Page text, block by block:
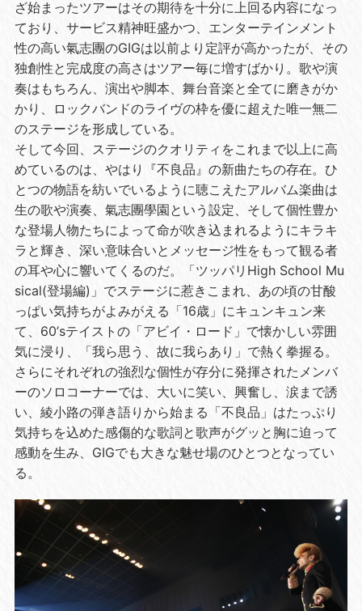
ざ始まったツアーはその期待を十分に上回る内容になっ
ており、サービス精神旺盛かつ、エンターテインメント
性の高い氣志團のGIGは以前より定評が高かったが、その
独創性と完成度の高さはツアー毎に増すばかり。歌や演
奏はもちろん、演出や脚本、舞台音楽と全てに磨きがか
かり、ロックバンドのライヴの枠を優に超えた唯一無二
のステージを形成している。
そして今回、ステージのクオリティをこれまで以上に高
めているのは、やはり『不良品』の新曲たちの存在。ひ
とつの物語を紡いでいるように聴こえたアルバム楽曲は
生の歌や演奏、氣志團學園という設定、そして個性豊か
な登場人物たちによって命が吹き込まれるようにキラキ
ラと輝き、深い意味合いとメッセージ性をもって観る者
の耳や心に響いてくるのだ。「ツッパリHigh School Mu
sical(登場編)」でステージに惹きこまれ、あの頃の甘酸
っぱい気持ちがよみがえる「16歳」にキュンキュン来
て、60’sテイストの「アビイ・ロード」で懐かしい雰囲
気に浸り、「我ら思う、故に我らあり」で熱く拳握る。
さらにそれぞれの強烈な個性が存分に発揮されたメンバ
ーのソロコーナーでは、大いに笑い、興奮し、涙まで誘
い、綾小路の弾き語りから始まる「不良品」はたっぷり
気持ちを込めた感傷的な歌詞と歌声がグッと胸に迫って
感動を生み、GIGでも大きな魅せ場のひとつとなってい
る。